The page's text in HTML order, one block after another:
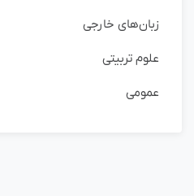
زبان‌های خارجی
علوم تربیتی
عمومی